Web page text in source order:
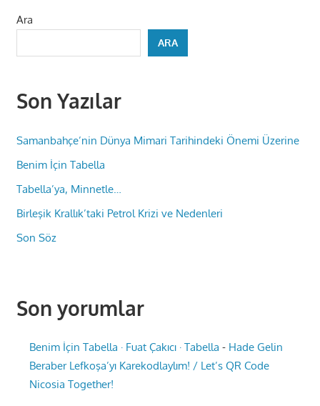
Ara
ARA
Son Yazılar
Samanbahçe’nin Dünya Mimari Tarihindeki Önemi Üzerine
Benim İçin Tabella
Tabella’ya, Minnetle…
Birleşik Krallık’taki Petrol Krizi ve Nedenleri
Son Söz
Son yorumlar
Benim İçin Tabella · Fuat Çakıcı · Tabella - Hade Gelin
Beraber Lefkoşa’yı Karekodlaylım! / Let’s QR Code
Nicosia Together!